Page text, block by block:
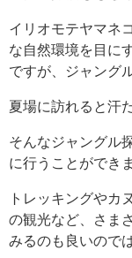
イリオモテヤマネ
な自然環境を目に
ですが、ジャング
夏場に訪れると汗
そんなジャングル
に行うことができま
トレッキングやカ
の観光など、さま
みるのも良いので